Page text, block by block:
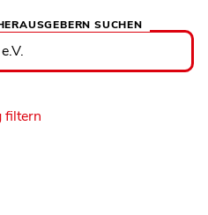
SUCHEN
filtern